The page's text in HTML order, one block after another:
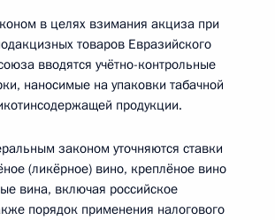
в целях взимания акциза при
товаров Евразийского
вводятся учётно-контрольные
наносимые на упаковки табачной
продукции.
законом уточняются ставки
(ликёрное) вино, креплёное вино
вина, включая российское
порядок применения налогового